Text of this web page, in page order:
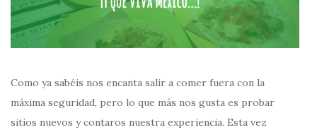
Como ya sabéis nos encanta salir a comer fuera con la
máxima seguridad, pero lo que más nos gusta es probar
sitios nuevos y contaros nuestra experiencia. Esta vez